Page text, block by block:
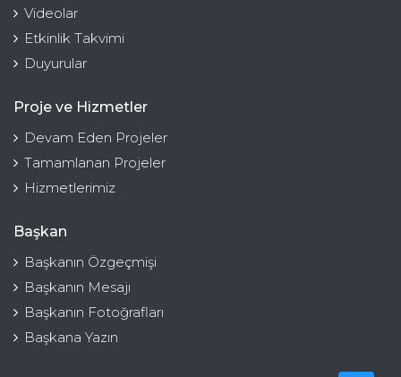
Videolar
Etkinlik Takvimi
Duyurular
Proje ve Hizmetler
Devam Eden Projeler
Tamamlanan Projeler
Hizmetlerimiz
Başkan
Başkanın Özgeçmişi
Başkanın Mesajı
Başkanın Fotoğrafları
Başkana Yazın